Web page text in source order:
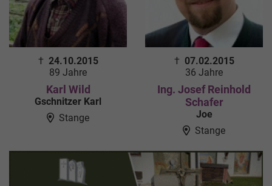
† 24.10.2015
89 Jahre
Karl Wild
Gschnitzer Karl
Stange
† 07.02.2015
36 Jahre
Ing. Josef Reinhold
Schafer
Joe
Stange